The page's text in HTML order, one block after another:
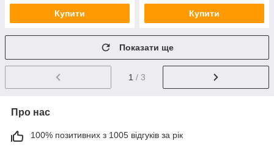
Купити Купити
Показати ще
1 / 3
Про нас
100% позитивних з 1005 відгуків за рік